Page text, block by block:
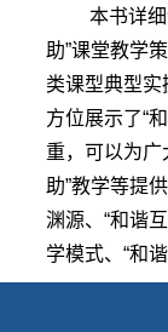
本书详细介
助”课堂教学
类课型典型
方位展示了“
重，可以为广
助”教学等提
渊源、“和谐
学模式、“和